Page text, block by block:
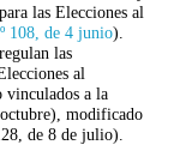
las Elecciones al
108, de 4 junio).
las
al
vinculados a la
modificado
de 8 de julio).